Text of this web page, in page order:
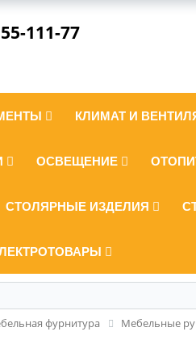
111-77
КЛИМАТ И
ОСВЕЩЕНИЕ
СТОЛЯРНЫЕ ИЗДЕЛИЯ
фурнитура Мебельные